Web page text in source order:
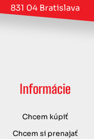
831 04 Bratislava
Informácie
Chcem kúpiť
Chcem si prenajať